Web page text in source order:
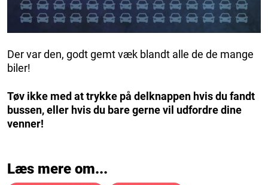
Der var den, godt gemt væk blandt alle de de mange
biler!
Tøv ikke med at trykke på delknappen hvis du fandt
bussen, eller hvis du bare gerne vil udfordre dine
venner!
Læs mere om...